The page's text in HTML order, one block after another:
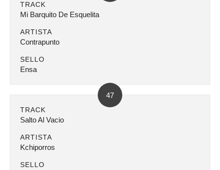
TRACK
Mi Barquito De Esquelita
ARTISTA
Contrapunto
SELLO
Ensa
47
TRACK
Salto Al Vacio
ARTISTA
Kchiporros
SELLO